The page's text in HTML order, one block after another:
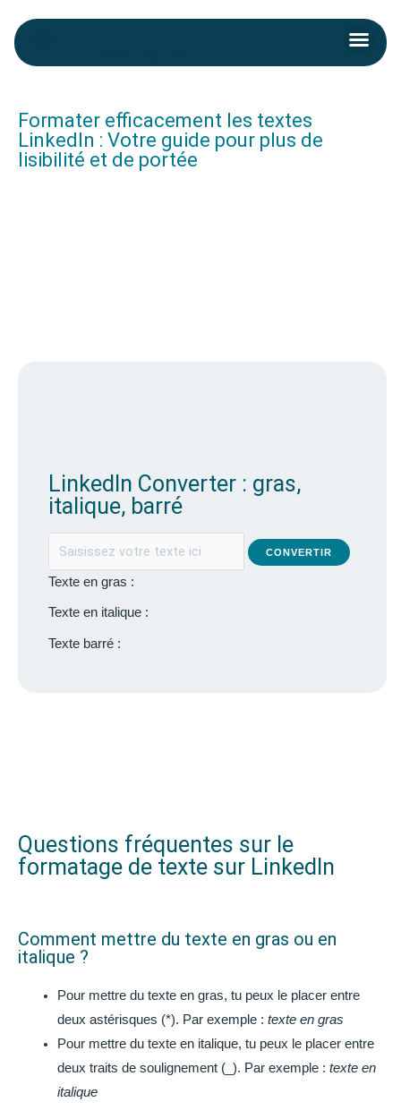
content
Formater efficacement les textes
LinkedIn : Votre guide pour plus de
lisibilité et de portée
LinkedIn Converter : gras,
italique, barré
CONVERTIR
Texte en gras :
Texte en italique :
Texte barré :
Questions fréquentes sur le
formatage de texte sur LinkedIn
Comment mettre du texte en gras ou en
italique ?
Pour mettre du texte en gras, tu peux le placer entre
deux astérisques (*). Par exemple : texte en gras
Pour mettre du texte en italique, tu peux le placer entre
deux traits de soulignement (_). Par exemple : texte en
italique